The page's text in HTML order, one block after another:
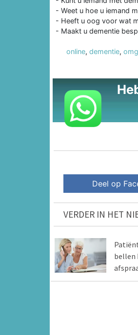
- Weet u hoe u iemand
- Heeft u oog voor wat
- Maakt u dementie
online, dementie,
Deel op
VERDER IN HET
bellen